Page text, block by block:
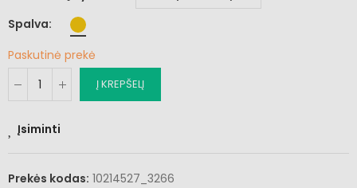
Spalva
Paskutinė prekė
Į KREPŠELĮ
Įsiminti
Prekės kodas: 10214527_3266